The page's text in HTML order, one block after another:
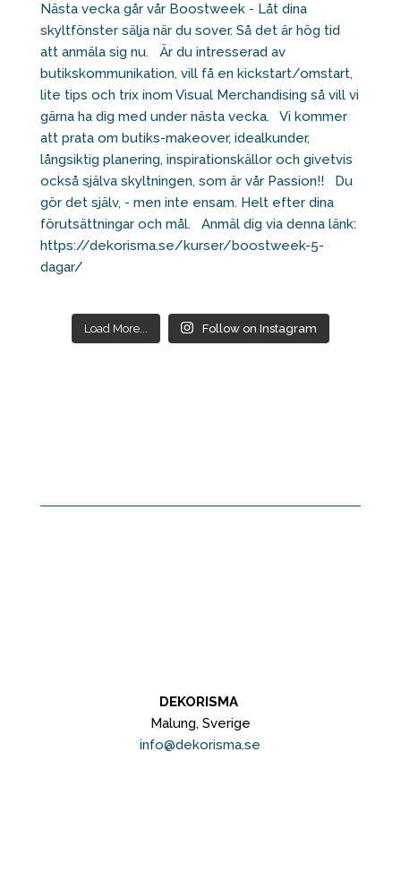
Load More... Follow on Instagram
DEKORISMA
Malung, Sverige
info@dekorisma.se